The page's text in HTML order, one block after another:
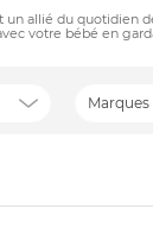
un allié du quotidien
votre bébé en
Marques